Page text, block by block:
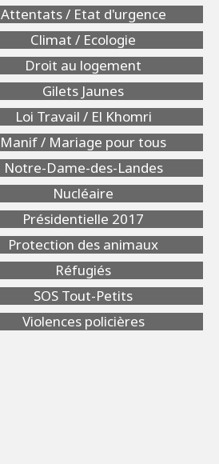
Attentats / Etat d'urgence
Climat / Ecologie
Droit au logement
Gilets Jaunes
Loi Travail / El Khomri
Manif / Mariage pour tous
Notre-Dame-des-Landes
Nucléaire
Présidentielle 2017
Protection des animaux
Réfugiés
SOS Tout-Petits
Violences policières